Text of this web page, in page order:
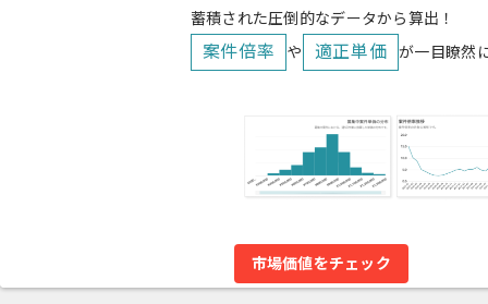
蓄積された圧倒的なデータから算出！
案件倍率 や 適正単価 が一目瞭然
市場価値をチェック